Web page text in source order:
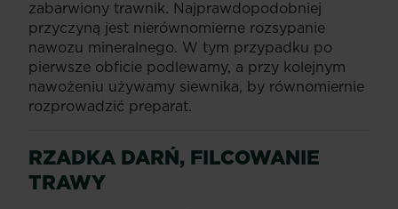
zabarwiony trawnik. Najprawdopodobniej
przyczyną jest nierównomierne rozsypanie
nawozu mineralnego. W tym przypadku po
pierwsze obficie podlewamy, a przy kolejnym
nawożeniu używamy siewnika, by równomiernie
rozprowadzić preparat.
RZADKA DARŃ, FILCOWANIE
TRAWY